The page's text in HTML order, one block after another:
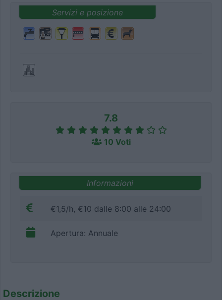
Servizi e posizione
7.8
10 Voti
Informazioni
€1,5/h, €10 dalle 8:00 alle 24:00
Apertura: Annuale
Descrizione